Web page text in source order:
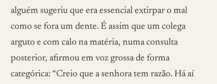
alguém sugeriu que era essencial extirpar o mal
como se fora um dente. É assim que um colega
arguto e com calo na matéria, numa consulta
posterior, afirmou em voz grossa de forma
categórica: “Creio que a senhora tem razão. Há aí